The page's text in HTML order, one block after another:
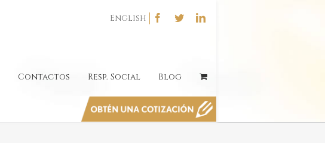
English
Contactos Resp. Social Blog